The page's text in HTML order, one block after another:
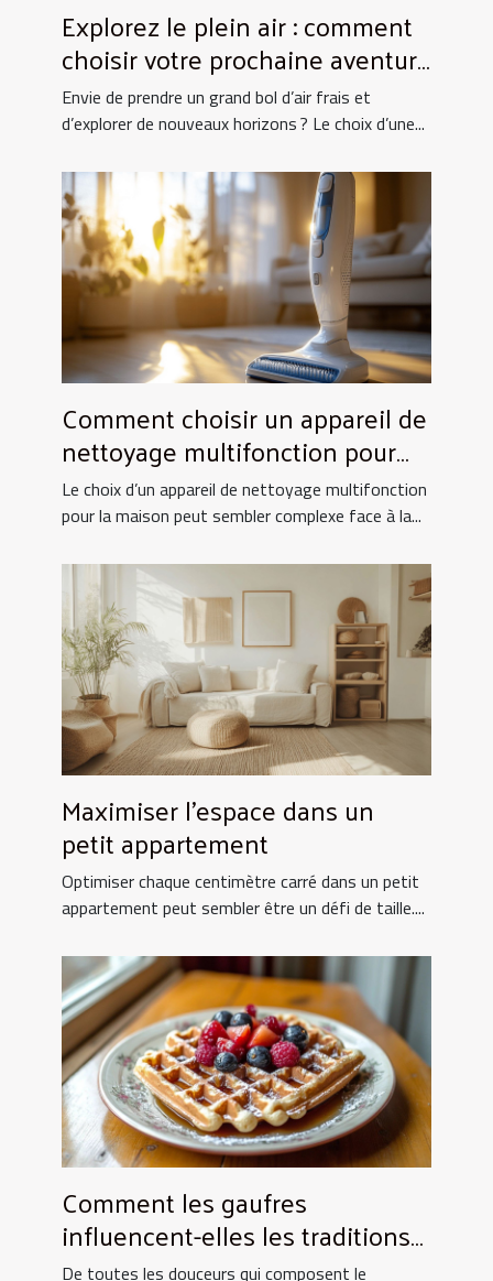
Explorez le plein air : comment
choisir votre prochaine aventure
nature ?
Envie de prendre un grand bol d’air frais et
d’explorer de nouveaux horizons ? Le choix d’une...
Comment choisir un appareil de
nettoyage multifonction pour
votre maison ?
Le choix d’un appareil de nettoyage multifonction
pour la maison peut sembler complexe face à la...
Maximiser l'espace dans un
petit appartement
Optimiser chaque centimètre carré dans un petit
appartement peut sembler être un défi de taille....
Comment les gaufres
influencent-elles les traditions
culinaires ?
De toutes les douceurs qui composent le